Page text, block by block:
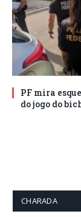
PF mira
do jogo do
CHARADA